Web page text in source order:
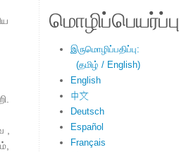
,
மொழிப்பெயர்ப்பு
இருமொழிப்பதிப்பு:
(தமிழ் / English)
English
中文
Deutsch
Español
Français